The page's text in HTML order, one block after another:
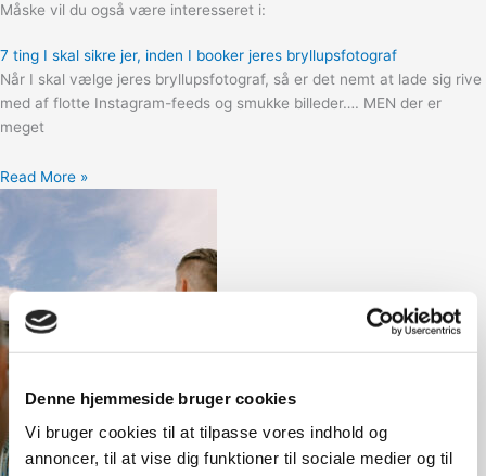
Denne hjemmeside bruger cookies
Vi bruger cookies til at tilpasse vores indhold og
annoncer, til at vise dig funktioner til sociale medier og til
Måske vil du også være interesseret i:
7 ting I skal sikre jer, inden I booker jeres bryllupsfotograf
Når I skal vælge jeres bryllupsfotograf, så er det nemt at lade sig rive
med af flotte Instagram-feeds og smukke billeder…. MEN der er
meget
Read More »